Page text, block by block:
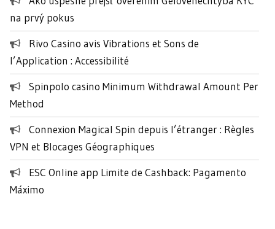
t
k
:
na prvý pokus
Rivo Casino avis Vibrations et Sons de
l’Application : Accessibilité
Spinpolo casino Minimum Withdrawal Amount Per
Method
Connexion Magical Spin depuis l’étranger : Règles
VPN et Blocages Géographiques
ESC Online app Limite de Cashback: Pagamento
Máximo